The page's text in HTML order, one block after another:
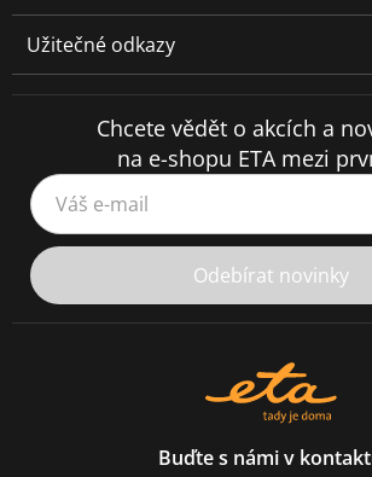
Užitečné odkazy
Chcete vědět o akcích a
na e-shopu ETA mezi
Váš e-mail
Odebírat novinky
Buďte s námi v